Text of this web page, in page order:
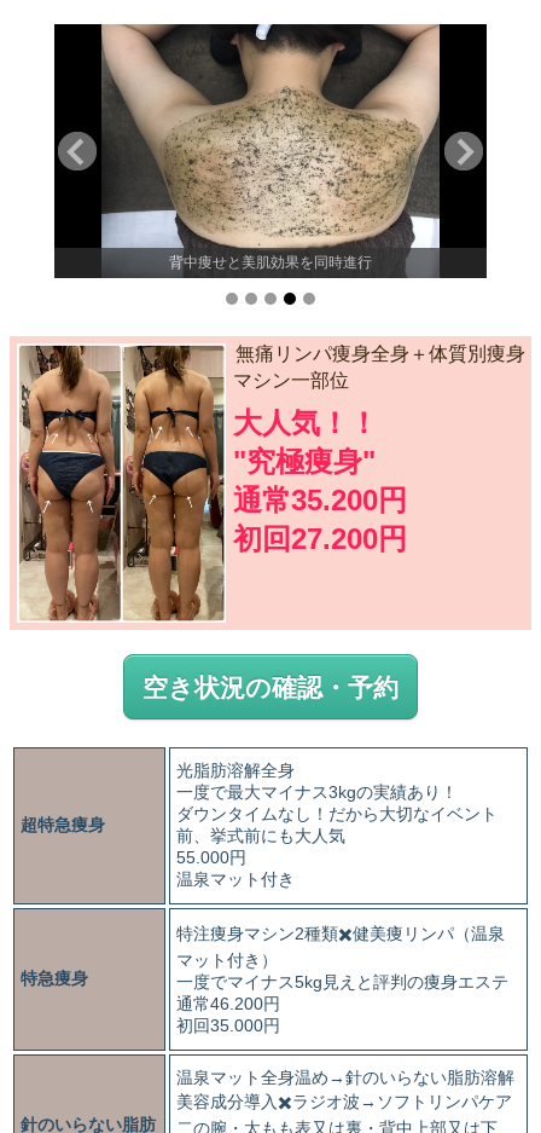
背中痩せと美肌効果を同時進行
無痛リンパ痩身全身＋体質別痩身
マシン一部位
大人気！！
"究極痩身"
通常35.200円
初回27.200円
空き状況の確認・予約
超特急痩身
光脂肪溶解全身
一度で最大マイナス3kgの実績あり！
ダウンタイムなし！だから大切なイベント
前、挙式前にも大人気
55.000円
温泉マット付き
特急痩身
特注痩身マシン2種類✖️健美痩リンパ（温泉
マット付き）
一度でマイナス5kg見えと評判の痩身エステ
通常46.200円
初回35.000円
針のいらない脂肪
温泉マット全身温め→針のいらない脂肪溶解
美容成分導入✖️ラジオ波→ソフトリンパケア
二の腕・太もも表又は裏・背中上部又は下